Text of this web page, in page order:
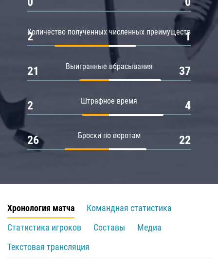
Количество полученных численных преимуществ
2 1
Выигранные вбрасывания
21 37
Штрафное время
2 4
Броски по воротам
26 22
Хронология матча
Командная статистика
Статистика игроков
Составы
Медиа
Текстовая трансляция